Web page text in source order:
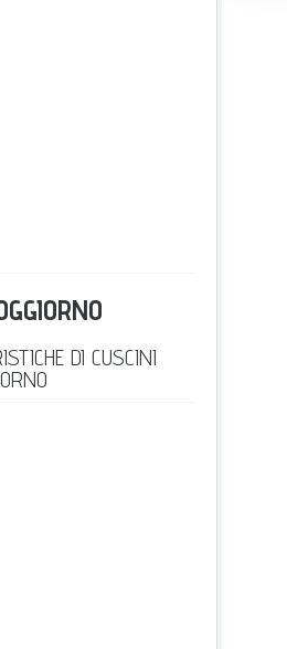
DI CUSCINI